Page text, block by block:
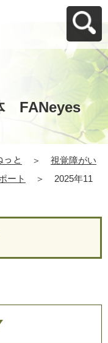
FANeyes
と ＞
視覚障がい
ート ＞
2025年11